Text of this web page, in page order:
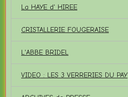
La HAYE d' HIREE
CRISTALLERIE FOUGERAISE
L'ABBE BRIDEL
VIDEO : LES 3 VERRERIES DU PAY